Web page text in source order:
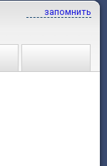
запомнить